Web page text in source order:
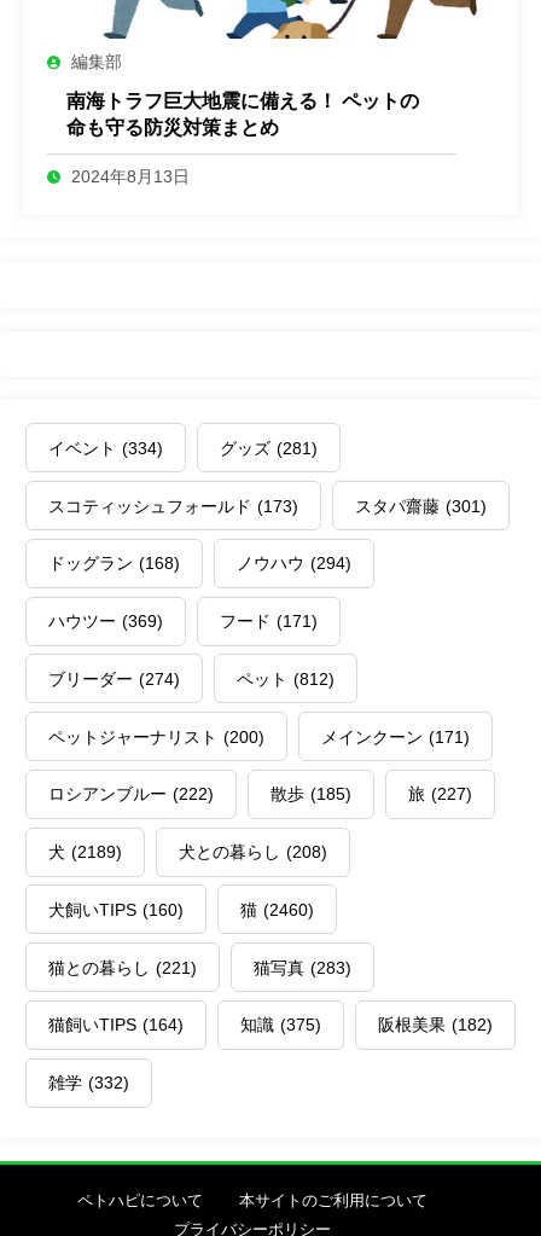
編集部
南海トラフ巨大地震に備える！ ペットの
命も守る防災対策まとめ
2024年8月13日
イベント (334) グッズ (281)
スコティッシュフォールド (173) スタパ齋藤 (301)
ドッグラン (168) ノウハウ (294)
ハウツー (369) フード (171)
ブリーダー (274) ペット (812)
ペットジャーナリスト (200) メインクーン (171)
ロシアンブルー (222) 散歩 (185) 旅 (227)
犬 (2189) 犬との暮らし (208)
犬飼いTIPS (160) 猫 (2460)
猫との暮らし (221) 猫写真 (283)
猫飼いTIPS (164) 知識 (375) 阪根美果 (182)
雑学 (332)
ペトハピについて
本サイトのご利用について
プライバシーポリシー